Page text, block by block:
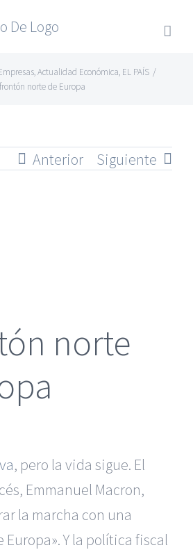
,Actualidad Económica, EL PAÍS /
norte de Europa
Anterior Siguiente
norte
, pero la vida sigue. El
Emmanuel Macron,
la marcha con una
Y la política fiscal